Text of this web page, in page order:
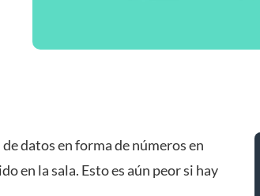
datos en forma de números en
en la sala. Esto es aún peor si hay